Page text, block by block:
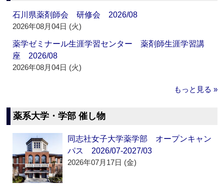
石川県薬剤師会 研修会 2026/08
2026年08月04日 (火)
薬学ゼミナール生涯学習センター 薬剤師生涯学習講
座 2026/08
2026年08月04日 (火)
もっと見る »
薬系大学・学部 催し物
同志社女子大学薬学部 オープンキャン
パス 2026/07-2027/03
2026年07月17日 (金)